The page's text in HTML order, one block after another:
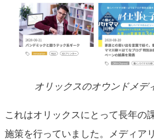
オリックスのオウンドメデ
これはオリックスにとって長年の
施策を行っていました。メディア